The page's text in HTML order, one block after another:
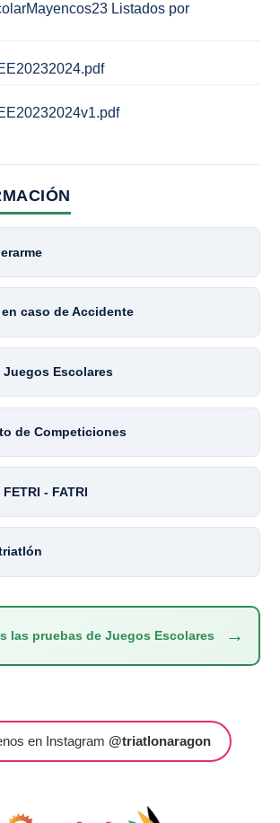
Listados por
caso de Accidente
Juegos Escolares
de Competiciones
- FATRI
las pruebas de Juegos Escolares →
en Instagram @triatlonaragon